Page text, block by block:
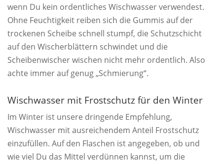
wenn Du kein ordentliches Wischwasser verwendest.
Ohne Feuchtigkeit reiben sich die Gummis auf der
trockenen Scheibe schnell stumpf, die Schutzschicht
auf den Wischerblättern schwindet und die
Scheibenwischer wischen nicht mehr ordentlich. Also
achte immer auf genug „Schmierung“.
Wischwasser mit Frostschutz für den Winter
Im Winter ist unsere dringende Empfehlung,
Wischwasser mit ausreichendem Anteil Frostschutz
einzufüllen. Auf den Flaschen ist angegeben, ob und
wie viel Du das Mittel verdünnen kannst, um die